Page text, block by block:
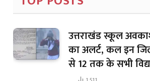
उत्तराखंड स्कूल
का अलर्ट, कल इन
से 12 तक के सभी